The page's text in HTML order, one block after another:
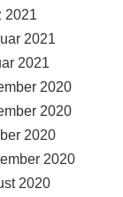
2021
2021
2021
2020
2020
2020
2020
2020